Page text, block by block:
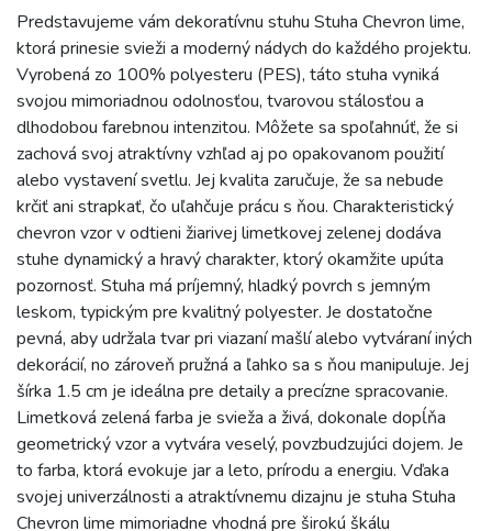
Predstavujeme vám dekoratívnu stuhu Stuha Chevron lime,
ktorá prinesie svieži a moderný nádych do každého projektu.
Vyrobená zo 100% polyesteru (PES), táto stuha vyniká
svojou mimoriadnou odolnosťou, tvarovou stálosťou a
dlhodobou farebnou intenzitou. Môžete sa spoľahnúť, že si
zachová svoj atraktívny vzhľad aj po opakovanom použití
alebo vystavení svetlu. Jej kvalita zaručuje, že sa nebude
krčiť ani strapkať, čo uľahčuje prácu s ňou. Charakteristický
chevron vzor v odtieni žiarivej limetkovej zelenej dodáva
stuhe dynamický a hravý charakter, ktorý okamžite upúta
pozornosť. Stuha má príjemný, hladký povrch s jemným
leskom, typickým pre kvalitný polyester. Je dostatočne
pevná, aby udržala tvar pri viazaní mašlí alebo vytváraní iných
dekorácií, no zároveň pružná a ľahko sa s ňou manipuluje. Jej
šírka 1.5 cm je ideálna pre detaily a precízne spracovanie.
Limetková zelená farba je svieža a živá, dokonale dopĺňa
geometrický vzor a vytvára veselý, povzbudzujúci dojem. Je
to farba, ktorá evokuje jar a leto, prírodu a energiu. Vďaka
svojej univerzálnosti a atraktívnemu dizajnu je stuha Stuha
Chevron lime mimoriadne vhodná pre širokú škálu